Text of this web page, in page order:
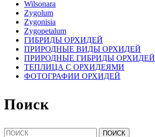
Wilsonara
Zygolum
Zygonisia
Zygopetalum
ГИБРИДЫ ОРХИДЕЙ
ПРИРОДНЫЕ ВИДЫ ОРХИДЕЙ
ПРИРОДНЫЕ ГИБРИДЫ ОРХИДЕЙ
ТЕПЛИЦА С ОРХИДЕЯМИ
ФОТОГРАФИИ ОРХИДЕЙ
Поиск
Найти: